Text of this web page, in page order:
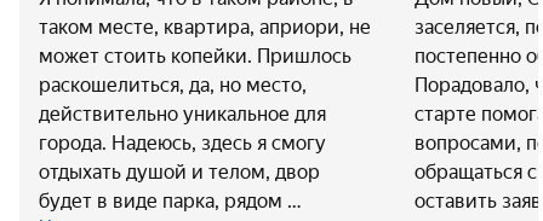
таком месте, квартира, априори, не
может стоить копейки. Пришлось
раскошелиться, да, но место,
действительно уникальное для
города. Надеюсь, здесь я смогу
отдыхать душой и телом, двор
будет в виде парка, рядом …
заселяется,
постепенно
Порадовало,
старте
вопросами,
обращаться
оставить